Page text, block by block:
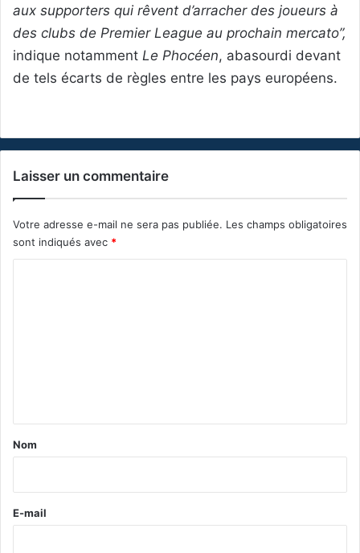
aux supporters qui rêvent d’arracher des joueurs à
des clubs de Premier League au prochain mercato”,
indique notamment Le Phocéen, abasourdi devant
de tels écarts de règles entre les pays européens.
Laisser un commentaire
Votre adresse e-mail ne sera pas publiée. Les champs obligatoires
sont indiqués avec *
a
e
Nom
E-mail